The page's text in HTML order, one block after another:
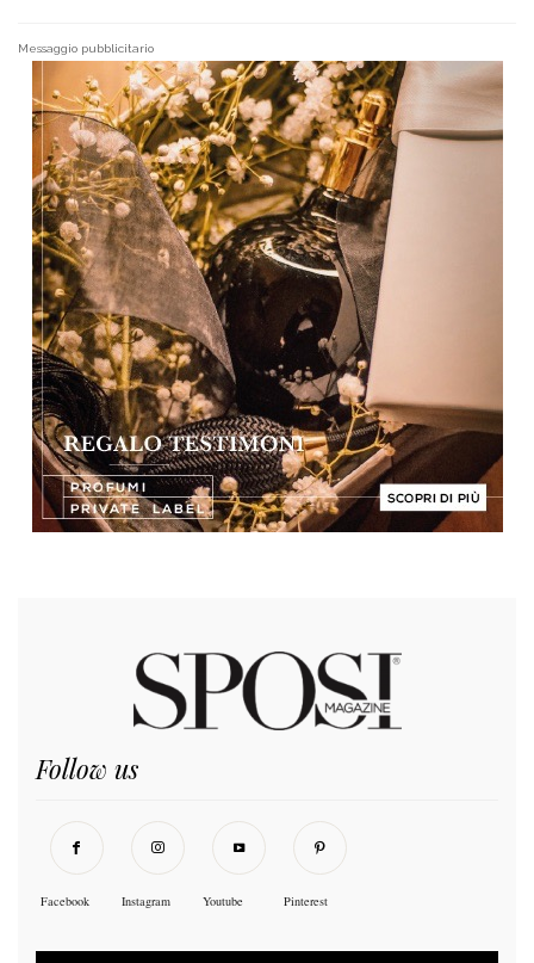
Messaggio pubblicitario
Follow us
Facebook Instagram Youtube Pinterest